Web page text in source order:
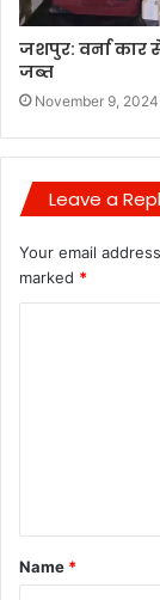
जशपुर: वर्ना
जब्त
November 9, 2024
Leave a
Your email
marked *
t
*
Name *